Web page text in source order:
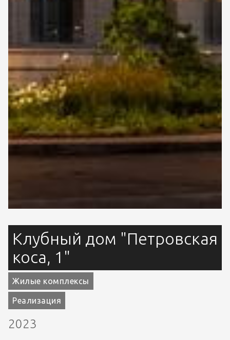
Клубный дом "Петровская
коса, 1"
Жилые комплексы
Реализация
2023